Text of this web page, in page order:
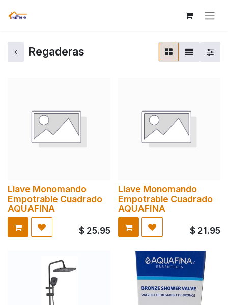
Regaderas
Llave Monomando
Empotrable Cuadrado
AQUAFINA
$ 25.95
Llave Monomando
Empotrable Cuadrado
AQUAFINA
$ 21.95